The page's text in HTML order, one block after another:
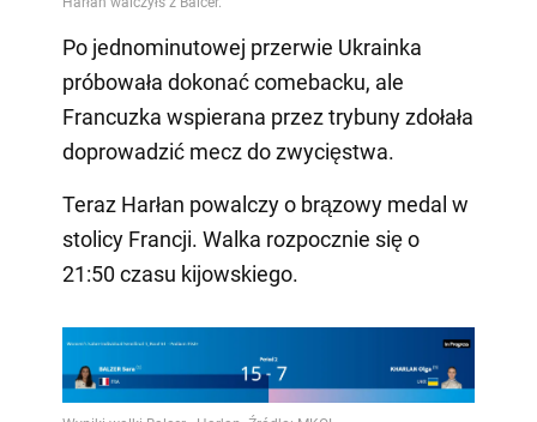
Po jednominutowej przerwie Ukrainka
próbowała dokonać comebacku, ale
Francuzka wspierana przez trybuny zdołała
doprowadzić mecz do zwycięstwa.
Teraz Harłan powalczy o brązowy medal w
stolicy Francji. Walka rozpocznie się o
21:50 czasu kijowskiego.